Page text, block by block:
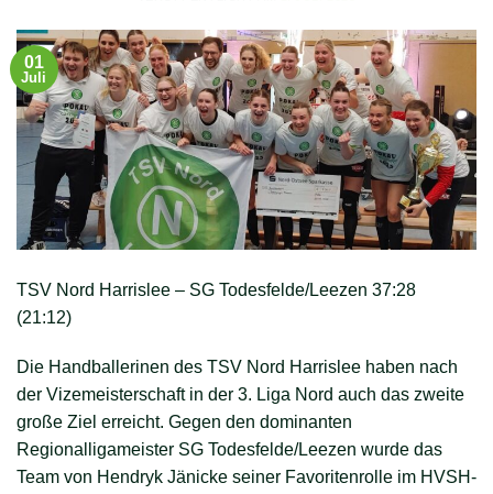
01
Juli
TSV Nord Harrislee – SG Todesfelde/Leezen 37:28
(21:12)
Die Handballerinen des TSV Nord Harrislee haben nach
der Vizemeisterschaft in der 3. Liga Nord auch das zweite
große Ziel erreicht. Gegen den dominanten
Regionalligameister SG Todesfelde/Leezen wurde das
Team von Hendryk Jänicke seiner Favoritenrolle im HVSH-